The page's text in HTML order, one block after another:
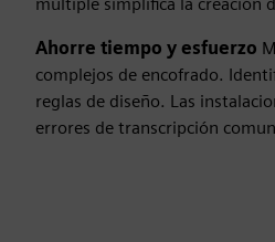
Ahorre tiempo y esfuerzo
complejos de encofrado.
reglas de diseño. Las
errores de transcripción